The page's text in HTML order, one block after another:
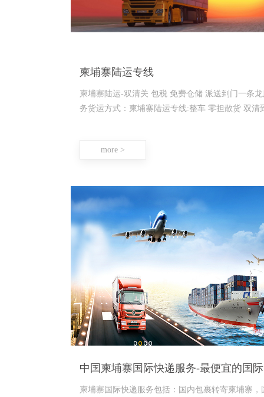
柬埔寨陆运专线
柬埔寨陆运-双清关 包税 免费仓储 派送到门一条
务货运方式：柬埔寨陆运专线:整车 零担散货 双清
more >
柬埔寨国际快递服务包括：国内包裹转寄柬埔寨，